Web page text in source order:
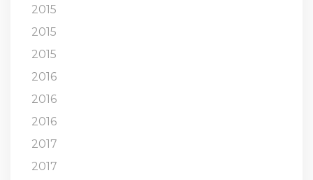
2015
2015
2015
2016
2016
2016
2017
2017